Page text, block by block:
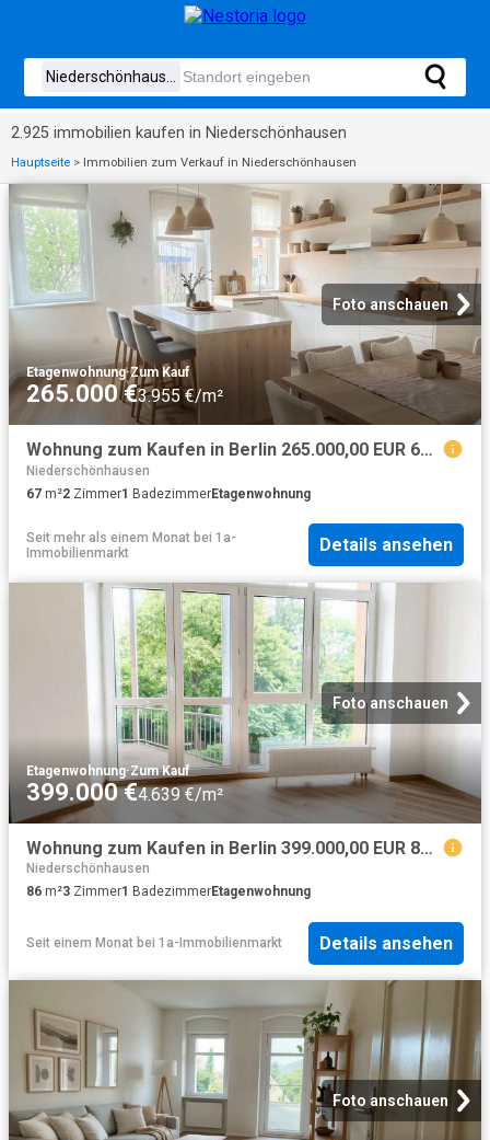
2.925 immobilien kaufen in Niederschönhausen
Hauptseite > Immobilien zum Verkauf in Niederschönhausen
Foto anschauen
Etagenwohnung·Zum Kauf
265.000 €3.955 €/m²
Wohnung zum Kaufen in Berlin 265.000,00 EUR 67 m²
Niederschönhausen
67 m²2 Zimmer1 BadezimmerEtagenwohnung
Seit mehr als einem Monat bei 1a-
Immobilienmarkt
Details ansehen
Foto anschauen
Etagenwohnung·Zum Kauf
399.000 €4.639 €/m²
Wohnung zum Kaufen in Berlin 399.000,00 EUR 86.8 m²
Niederschönhausen
86 m²3 Zimmer1 BadezimmerEtagenwohnung
Seit einem Monat bei 1a-Immobilienmarkt Details ansehen
Foto anschauen